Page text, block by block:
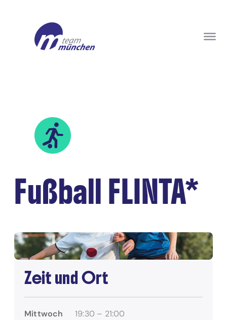
Fußball FLINTA*
Zeit und Ort
Mittwoch
19:30 – 21:00